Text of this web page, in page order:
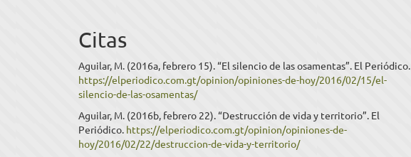
Citas
Aguilar, M. (2016a, febrero 15). “El silencio de las osamentas”. El Periódico.
https://elperiodico.com.gt/opinion/opiniones-de-hoy/2016/02/15/el-
silencio-de-las-osamentas/
Aguilar, M. (2016b, febrero 22). “Destrucción de vida y territorio”. El
Periódico. https://elperiodico.com.gt/opinion/opiniones-de-
hoy/2016/02/22/destruccion-de-vida-y-territorio/